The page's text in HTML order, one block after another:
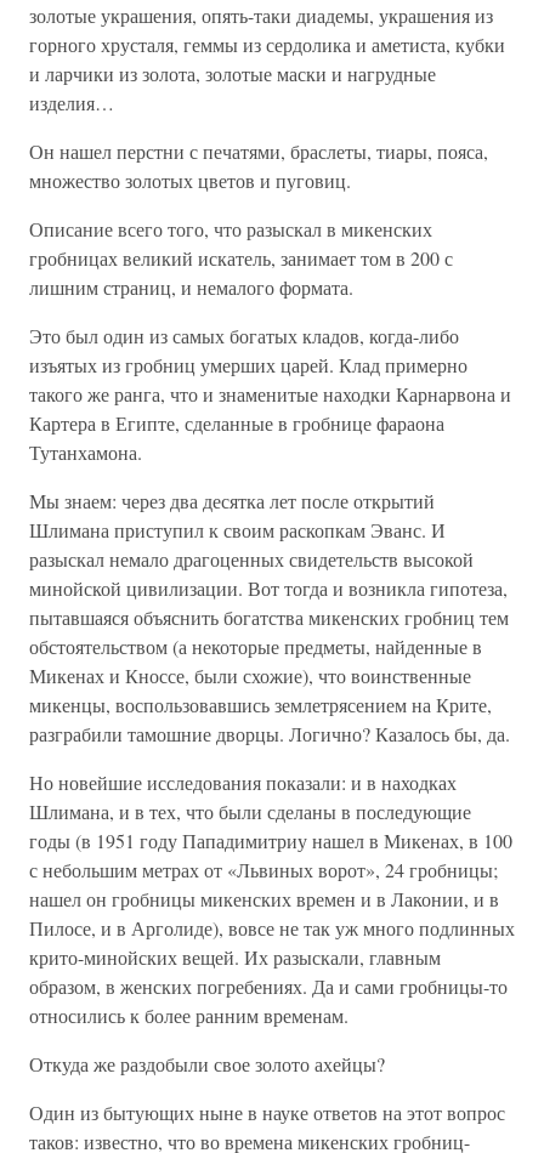
золотые украшения, опять-таки диадемы, украшения из
горного хрусталя, геммы из сердолика и аметиста, кубки
и ларчики из золота, золотые маски и нагрудные
изделия…
Он нашел перстни с печатями, браслеты, тиары, пояса,
множество золотых цветов и пуговиц.
Описание всего того, что разыскал в микенских
гробницах великий искатель, занимает том в 200 с
лишним страниц, и немалого формата.
Это был один из самых богатых кладов, когда-либо
изъятых из гробниц умерших царей. Клад примерно
такого же ранга, что и знаменитые находки Карнарвона и
Картера в Египте, сделанные в гробнице фараона
Тутанхамона.
Мы знаем: через два десятка лет после открытий
Шлимана приступил к своим раскопкам Эванс. И
разыскал немало драгоценных свидетельств высокой
минойской цивилизации. Вот тогда и возникла гипотеза,
пытавшаяся объяснить богатства микенских гробниц тем
обстоятельством (а некоторые предметы, найденные в
Микенах и Кноссе, были схожие), что воинственные
микенцы, воспользовавшись землетрясением на Крите,
разграбили тамошние дворцы. Логично? Казалось бы, да.
Но новейшие исследования показали: и в находках
Шлимана, и в тех, что были сделаны в последующие
годы (в 1951 году Пападимитриу нашел в Микенах, в 100
с небольшим метрах от «Львиных ворот», 24 гробницы;
нашел он гробницы микенских времен и в Лаконии, и в
Пилосе, и в Арголиде), вовсе не так уж много подлинных
крито-минойских вещей. Их разыскали, главным
образом, в женских погребениях. Да и сами гробницы-то
относились к более ранним временам.
Откуда же раздобыли свое золото ахейцы?
Один из бытующих ныне в науке ответов на этот вопрос
таков: известно, что во времена микенских гробниц-